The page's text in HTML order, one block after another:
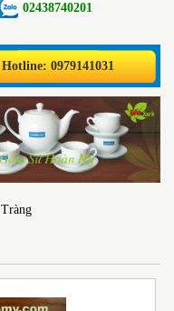
02438740201
Hotline: 0979141031